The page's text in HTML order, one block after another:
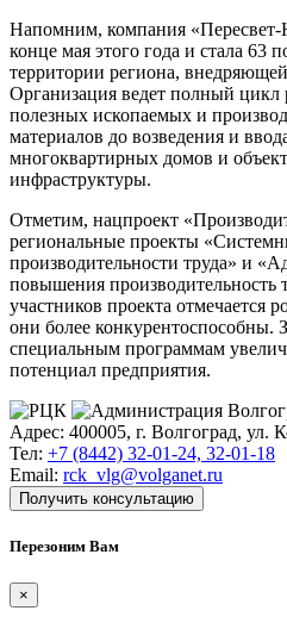
Напомним, компания
конце мая этого года и стала 63
территории региона,
Организация ведет полный
полезных ископаемых и
материалов до возведения и
многоквартирных домов и
инфраструктуры.
Отметим, нацпроект
региональные проекты
производительности труда» и
повышения производительность
участников проекта отмечается
они более конкурентоспособны.
специальным программам
потенциал предприятия.
Адрес: 400005, г. Волгоград, ул.
Тел: +7 (8442) 32-01-24, 32-01-18
Email: rck_vlg@volganet.ru
Получить консультацию
Перезоним Вам
×